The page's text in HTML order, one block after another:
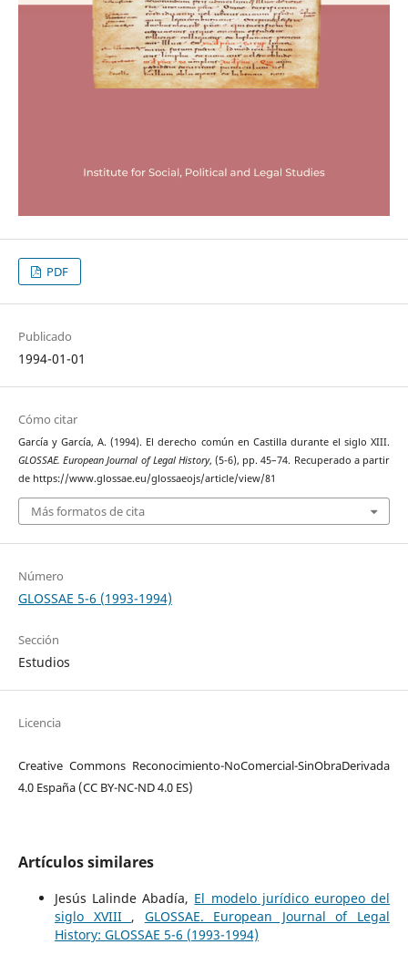
PDF
Publicado
1994-01-01
Cómo citar
García y García, A. (1994). El derecho común en Castilla durante el siglo XIII.
GLOSSAE. European Journal of Legal History, (5-6), pp. 45–74. Recuperado a partir
de https://www.glossae.eu/glossaeojs/article/view/81
Más formatos de cita
Número
GLOSSAE 5-6 (1993-1994)
Sección
Estudios
Licencia
Creative Commons Reconocimiento-NoComercial-SinObraDerivada
4.0 España (CC BY-NC-ND 4.0 ES)
Artículos similares
Jesús Lalinde Abadía, El modelo jurídico europeo del
siglo XVIII , GLOSSAE. European Journal of Legal
History: GLOSSAE 5-6 (1993-1994)